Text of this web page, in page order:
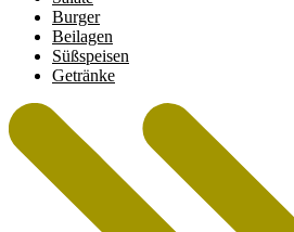
Burger
Beilagen
Süßspeisen
Getränke